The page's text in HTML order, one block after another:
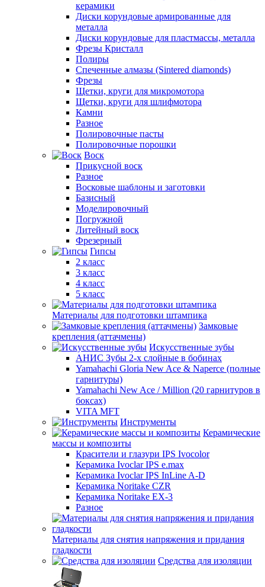
керамики
Диски корундовые армированные для
металла
Диски корундовые для пластмассы, металла
Фрезы Кристалл
Полиры
Спеченные алмазы (Sintered diamonds)
Фрезы
Щетки, круги для микромотора
Щетки, круги для шлифмотора
Камни
Разное
Полировочные пасты
Полировочные порошки
Воск
Прикусной воск
Разное
Восковые шаблоны и заготовки
Базисный
Моделировочный
Погружной
Литейный воск
Фрезерный
Гипсы
2 класс
3 класс
4 класс
5 класс
Материалы для подготовки штампика
Замковые
крепления (аттачмены)
Искусственные зубы
АНИС Зубы 2-х слойные в бобинах
Yamahachi Gloria New Ace & Naperce (полные
гарнитуры)
Yamahachi New Ace / Million (20 гарнитуров в
боксах)
VITA MFT
Инструменты
Керамические
массы и композиты
Красители и глазури IPS Ivocolor
Керамика Ivoclar IPS e.max
Керамика Ivoclar IPS InLine A-D
Керамика Noritake CZR
Керамика Noritake EX-3
Разное
Материалы для снятия напряжения и придания
гладкости
Средства для изоляции